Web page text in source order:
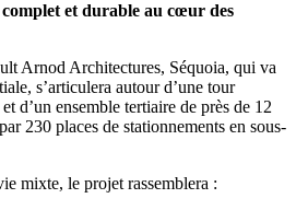
et durable au cœur des
Arnod Architectures, Séquoia, qui va
s’articulera autour d’une tour
d’un ensemble tertiaire de près de 12
230 places de stationnements en sous-
mixte, le projet rassemblera :